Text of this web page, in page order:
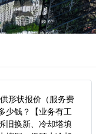
形状报价（服务费
少钱？【业务有工
旧换新、冷却塔填